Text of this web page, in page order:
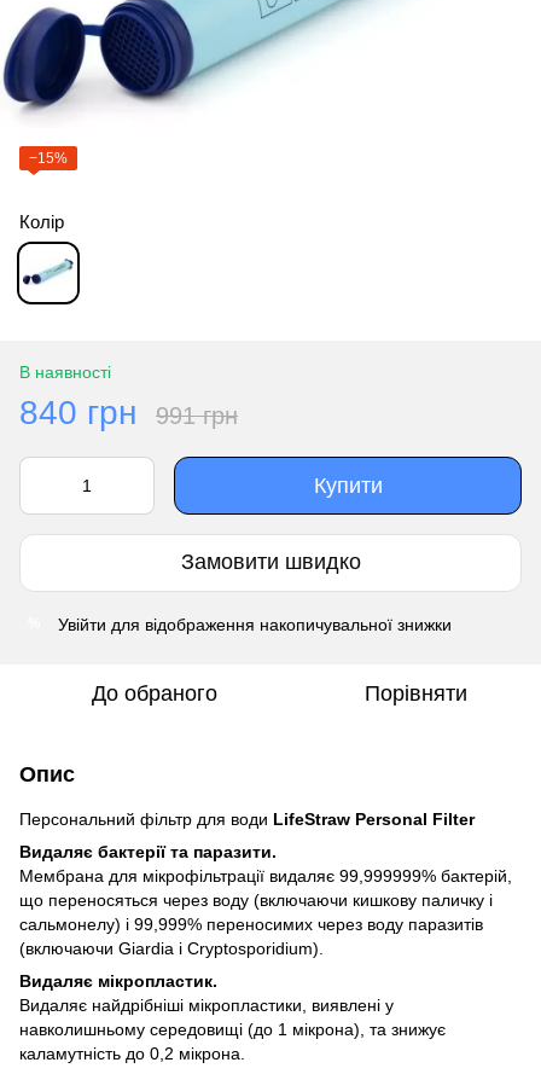
−15%
Колір
В наявності
840 грн 991 грн
Купити
Замовити швидко
Увійти для відображення накопичувальної знижки
До обраного Порівняти
Опис
Персональний фільтр для води LifeStraw Personal Filter
Видаляє бактерії та паразити.
Мембрана для мікрофільтрації видаляє 99,999999% бактерій,
що переносяться через воду (включаючи кишкову паличку і
сальмонелу) і 99,999% переносимих через воду паразитів
(включаючи Giardia і Cryptosporidium).
Видаляє мікропластик.
Видаляє найдрібніші мікропластики, виявлені у
навколишньому середовищі (до 1 мікрона), та знижує
каламутність до 0,2 мікрона.